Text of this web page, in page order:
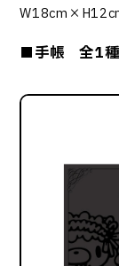
■手帳 全1種